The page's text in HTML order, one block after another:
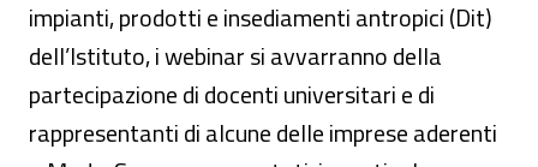
impianti, prodotti e insediamenti antropici (Dit)
dell’Istituto, i webinar si avvarranno della
partecipazione di docenti universitari e di
rappresentanti di alcune delle imprese aderenti